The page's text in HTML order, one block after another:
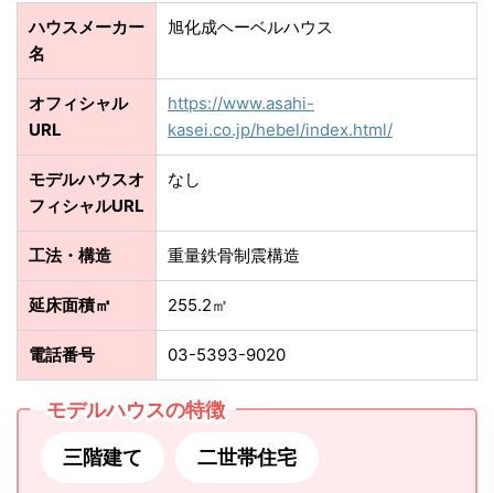
ハウスメーカー
名
旭化成ヘーベルハウス
オフィシャル
URL
https://www.asahi-
kasei.co.jp/hebel/index.html/
モデルハウスオ
フィシャルURL
なし
工法・構造 重量鉄骨制震構造
延床面積㎡ 255.2㎡
電話番号 03-5393-9020
モデルハウスの特徴
三階建て 二世帯住宅